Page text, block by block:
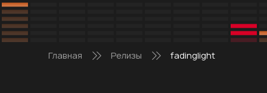
Главная Релизы fadinglight